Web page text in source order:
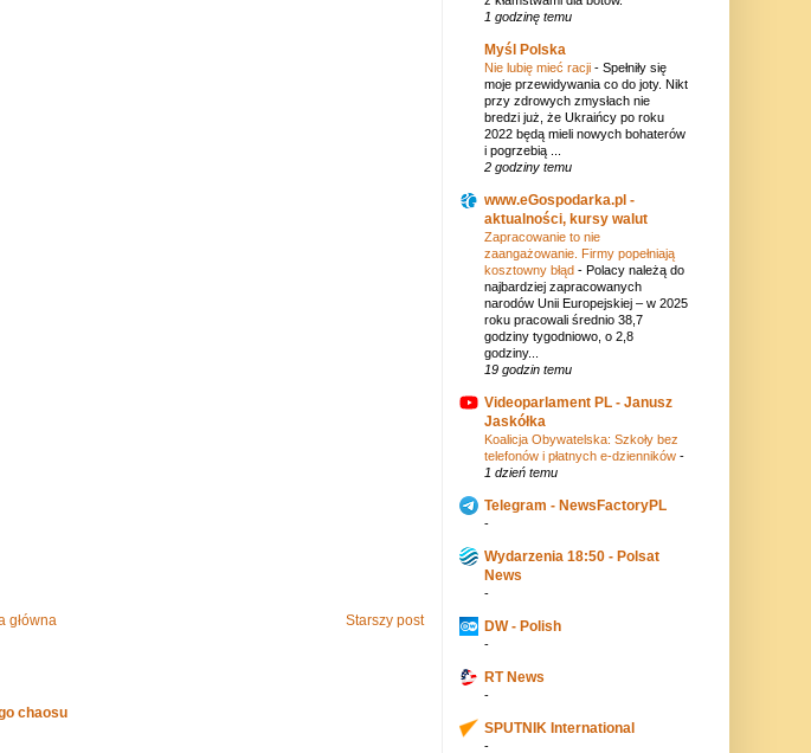
Starszy post
główna
chaosu
1 godzinę temu
Myśl Polska
Nie lubię mieć racji - Spełniły się
moje przewidywania co do joty. Nikt
przy zdrowych zmysłach nie
bredzi już, że Ukraińcy po roku
2022 będą mieli nowych bohaterów
i pogrzebią ...
2 godziny temu
www.eGospodarka.pl -
aktualności, kursy walut
Zapracowanie to nie
zaangażowanie. Firmy popełniają
kosztowny błąd - Polacy należą do
najbardziej zapracowanych
narodów Unii Europejskiej – w 2025
roku pracowali średnio 38,7
godziny tygodniowo, o 2,8
godziny...
19 godzin temu
Videoparlament PL - Janusz
Jaskółka
Koalicja Obywatelska: Szkoły bez
telefonów i płatnych e-dzienników -
1 dzień temu
Telegram - NewsFactoryPL
-
Wydarzenia 18:50 - Polsat
News
-
DW - Polish
-
RT News
-
SPUTNIK International
-